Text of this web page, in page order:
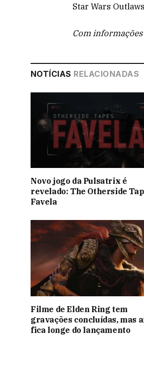
Star Wars
Com
NOTÍCIAS RELACIONADAS
Novo jogo da Pulsatrix é
revelado: The Otherside
Favela
Filme de Elden Ring tem
gravações concluídas, mas
fica longe do lançamento